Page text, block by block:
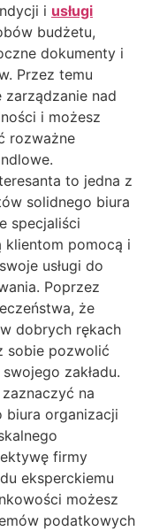
i usługi
budżetu,
dokumenty i
Przez temu
nad
i możesz
rozważne
to jedna z
solidnego biura
specjaliści
klientom pomocą i
usługi do
Poprzez
że
dobrych rękach
sobie pozwolić
zakładu.
na
biura organizacji
firmy
eksperckiemu
możesz
podatkowych